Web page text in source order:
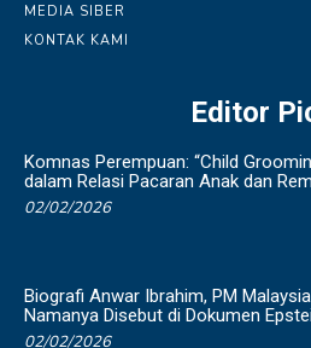
MEDIA SIBER
KONTAK KAMI
Editor
Komnas Perempuan: “Child
dalam Relasi Pacaran Anak dan
02/02/2026
Biografi Anwar Ibrahim, PM
Namanya Disebut di Dokumen
02/02/2026